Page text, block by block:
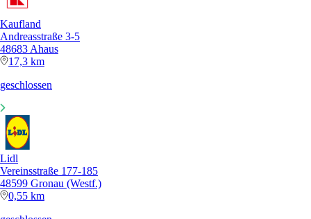
Kaufland
Andreasstraße 3-5
48683 Ahaus
17,3 km
geschlossen
Lidl
Vereinsstraße 177-185
48599 Gronau (Westf.)
0,55 km